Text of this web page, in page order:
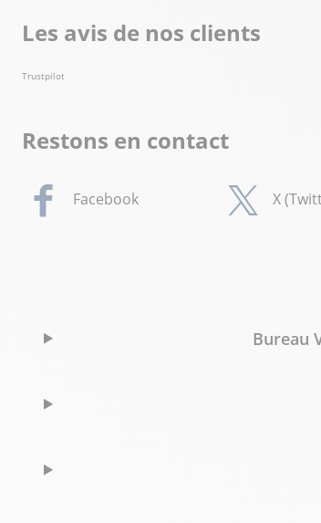
Les avis de nos clients
Trustpilot
Restons en contact
Facebook X
Bureau